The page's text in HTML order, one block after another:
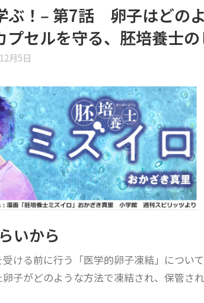
ぶ！‒ 第7話 卵子はどの
プセルを守る、胚培養士の
月5日
いから
ける前に行う「医学的卵子凍結」について
子がどのような方法で凍結され、保管さ